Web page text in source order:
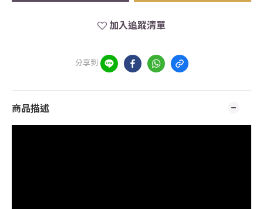
加入追蹤清單
分享到
商品描述